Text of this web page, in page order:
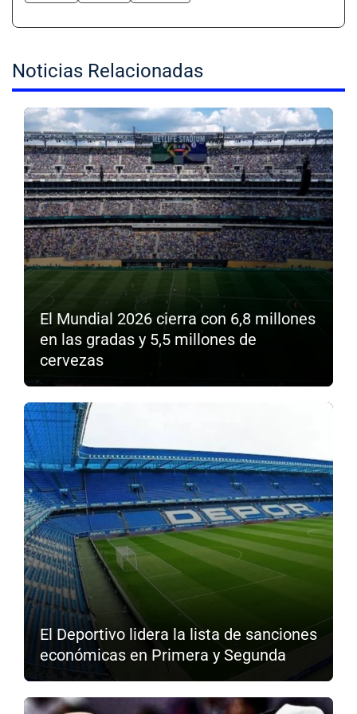
Noticias Relacionadas
El Mundial 2026 cierra con 6,8 millones
en las gradas y 5,5 millones de
cervezas
El Deportivo lidera la lista de sanciones
económicas en Primera y Segunda